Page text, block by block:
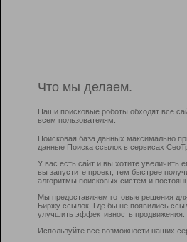
Что мы делаем.
Наши поисковые роботы обходят все
всем пользователям.
Поисковая база данных максимально
данные Поиска ссылок в сервисах
У вас есть сайт и вы хотите
вы запустите проект, тем быстрее
алгоритмы поисковых систем и
Мы предоставляем готовые решения
Биржу ссылок. Где бы не появились
улучшить эффективность продвижения.
Используйте все возможности наших